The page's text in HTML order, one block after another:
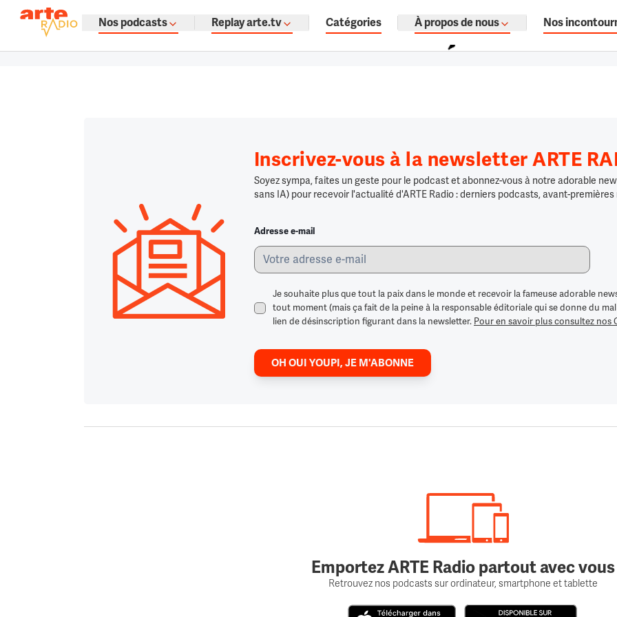
Retour à la page d'accueil
La fine fleur du podcast par ARTE
Podcasts à gogo : émissions, témoignages, documentaires audio.
Nos podcasts Replay arte.tv Catégories À propos de nous Nos
Inscrivez-vous à la newsletter ARTE
Soyez sympa, faites un geste pour le podcast et abonnez-vous à notre adorable
sans IA) pour recevoir l'actualité d'ARTE Radio : derniers podcasts, avant-
Adresse e-mail
Je souhaite plus que tout la paix dans le monde et recevoir la fameuse adorable
tout moment (mais ça fait de la peine à la responsable éditoriale qui se donne du
lien de désinscription figurant dans la newsletter. Pour en savoir plus consultez nos
OH OUI YOUPI, JE M'ABONNE
Emportez ARTE Radio partout avec vous
Retrouvez nos podcasts sur ordinateur, smartphone et tablette